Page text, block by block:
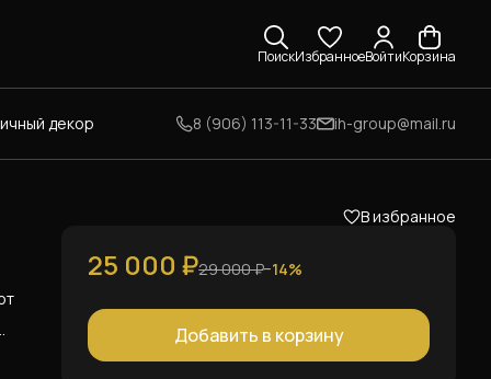
ПоискИзбранноеВойтиКорзина
декор 8 (906) 113-11-33 ih-group@mail.ru
В избранное
25 000 ₽29 000 ₽−14%
Добавить в корзину